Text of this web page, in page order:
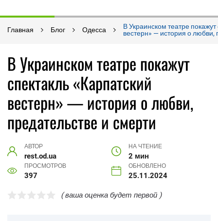
Главная Блог Одесса
В Украинском театре покажут
вестерн» — история о любви,
В Украинском театре покажут
спектакль «Карпатский
вестерн» — история о любви,
предательстве и смерти
АВТОР
rest.od.ua
НА ЧТЕНИЕ
2 мин
ПРОСМОТРОВ
397
ОБНОВЛЕНО
25.11.2024
( ваша оценка будет первой )